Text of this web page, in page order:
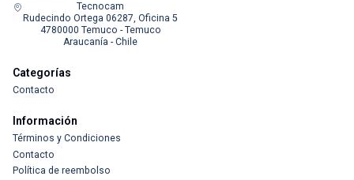
Tecnocam
Rudecindo Ortega 06287, Oficina 5
4780000 Temuco - Temuco
Araucanía - Chile
Categorías
Contacto
Información
Términos y Condiciones
Contacto
Política de reembolso